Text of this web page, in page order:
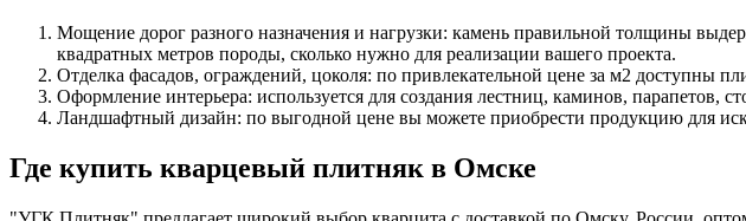
Мощение дорог разного назначения и нагрузки: камень правильной толщины
квадратных метров породы, сколько нужно для реализации вашего проекта.
Отделка фасадов, ограждений, цоколя: по привлекательной цене за м2 доступны
Оформление интерьера: используется для создания лестниц, каминов, парапетов,
Ландшафтный дизайн: по выгодной цене вы можете приобрести продукцию для
Где купить кварцевый плитняк в Омске